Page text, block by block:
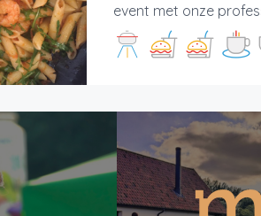
event met onze